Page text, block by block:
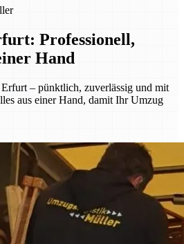
Professionell,
Hand
– pünktlich, zuverlässig und mit
aus einer Hand, damit Ihr Umzug